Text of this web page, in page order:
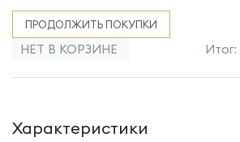
ПРОДОЛЖИТЬ ПОКУПКИ
НЕТ В КОРЗИНЕ Итог:
Характеристики